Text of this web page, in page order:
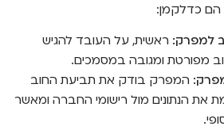
כדלקמן:
למפרק: ראשית, על העובד להגיש
מפורטת ומגובה במסמכים.
המפרק בודק את תביעת החוב
את הנתונים מול רישומי החברה ומאשר